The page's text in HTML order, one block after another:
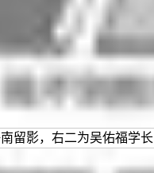
留影，右二为吴佑福学长